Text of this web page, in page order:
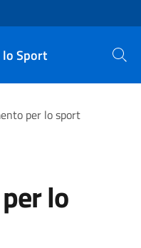
Sport Cerca
per lo sport
lo